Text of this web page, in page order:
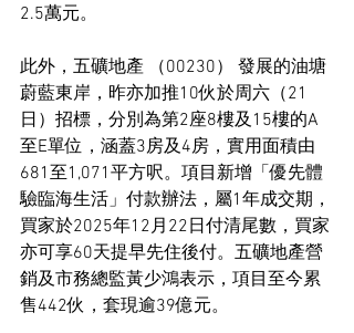
2.5萬元。
此外，五礦地產 （00230） 發展的油塘
蔚藍東岸，昨亦加推10伙於周六（21
日）招標，分別為第2座8樓及15樓的A
至E單位，涵蓋3房及4房，實用面積由
681至1,071平方呎。項目新增「優先體
驗臨海生活」付款辦法，屬1年成交期，
買家於2025年12月22日付清尾數，買家
亦可享60天提早先住後付。五礦地產營
銷及市務總監黃少鴻表示，項目至今累
售442伙，套現逾39億元。